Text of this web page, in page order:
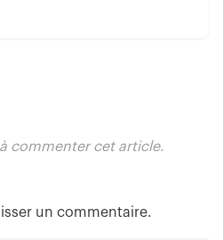
commenter cet article.
un commentaire.